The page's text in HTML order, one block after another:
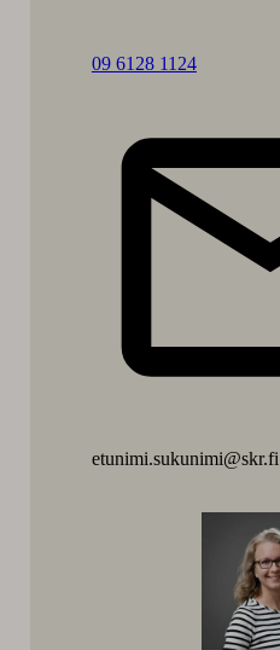
Soita:
09 6128 1124
etunimi.sukunimi@skr.fi